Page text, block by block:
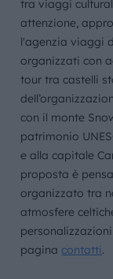
tra viaggi
attenzione,
l'agenzia viaggi
organizzati con
tour tra castelli
con il monte
patrimonio
e alla capitale
proposta è
organizzato tra
atmosfere
paginacontatti.